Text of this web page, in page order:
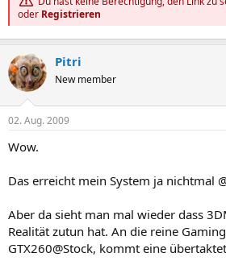
oder Registrieren
Pitri
New member
02. Aug. 2009
Wow.
Das erreicht mein System ja nichtmal
Aber da sieht man mal wieder dass
Realität zutun hat. An die reine
GTX260@Stock, kommt eine